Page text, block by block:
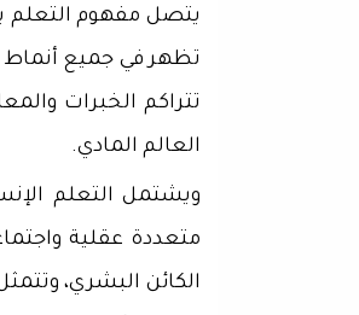
يتصل مفهوم التعلم
تظهر في جميع أنماط
تتراكم الخبرات
العالم المادي.
ويشتمل التعلم
متعددة عقلية
الكائن البشري،